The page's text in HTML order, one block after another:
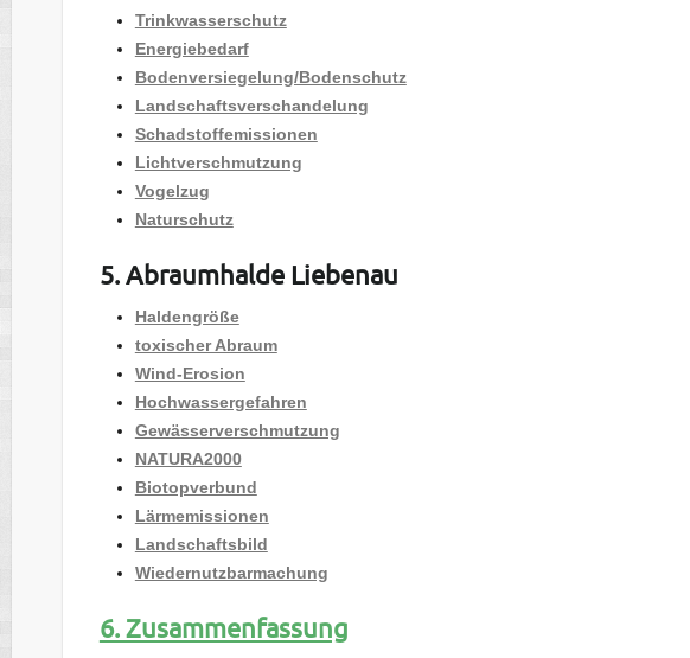
Trinkwasserschutz
Energiebedarf
Bodenversiegelung/Bodenschutz
Landschaftsverschandelung
Schadstoffemissionen
Lichtverschmutzung
Vogelzug
Naturschutz
5. Abraumhalde Liebenau
Haldengröße
toxischer Abraum
Wind-Erosion
Hochwassergefahren
Gewässerverschmutzung
NATURA2000
Biotopverbund
Lärmemissionen
Landschaftsbild
Wiedernutzbarmachung
6. Zusammenfassung